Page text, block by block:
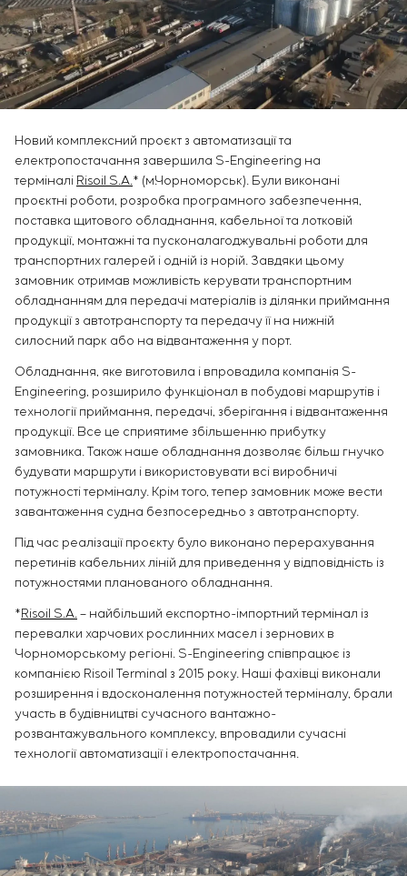
замовника
Сервісне обслуговування
Управління проєктами
Аутсорсинг
Консалтингові послуги
щитового обладнання
Розробка математичних моделей об’єктів
управління
Розробка спеціальних алгоритмів
Розробка систем управління
Енергоаудит
Інфраструктура
Хімічна промисловість
Цементна промисловість
Вакансії
Стажування
Ветеранам
КОНТАКТИ
Новий комплексний проєкт з автоматизації та
електропостачання завершила S-Engineering на
терміналі Risoil S.A.* (м.Чорноморськ). Були виконані
проєктні роботи, розробка програмного забезпечення,
поставка щитового обладнання, кабельної та лотковій
продукції, монтажні та пусконалагоджувальні роботи для
транспортних галерей і одній із норій. Завдяки цьому
замовник отримав можливість керувати транспортним
обладнанням для передачі матеріалів із ділянки приймання
продукції з автотранспорту та передачу її на нижній
силосний парк або на відвантаження у порт.
Обладнання, яке виготовила і впровадила компанія S-
Engineering, розширило функціонал в побудові маршрутів і
технології приймання, передачі, зберігання і відвантаження
продукції. Все це сприятиме збільшенню прибутку
замовника. Також наше обладнання дозволяє більш гнучко
будувати маршрути і використовувати всі виробничі
потужності терміналу. Крім того, тепер замовник може вести
завантаження судна безпосередньо з автотранспорту.
Під час реалізації проєкту було виконано перерахування
перетинів кабельних ліній для приведення у відповідність із
потужностями планованого обладнання.
*Risoil S.A.– найбільший експортно-імпортний термінал із
перевалки харчових рослинних масел і зернових в
Чорноморському регіоні. S-Engineering співпрацює із
компанією Risoil Terminal з 2015 року. Наші фахівці виконали
розширення і вдосконалення потужностей терміналу, брали
участь в будівництві сучасного вантажно-
розвантажувального комплексу, впровадили сучасні
технології автоматизації і електропостачання.